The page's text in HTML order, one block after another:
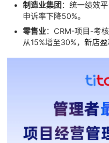
制造业集团 ：统一绩效
申诉率下降50%。
零售业：CRM-项目-考
从15%增至30%，新店